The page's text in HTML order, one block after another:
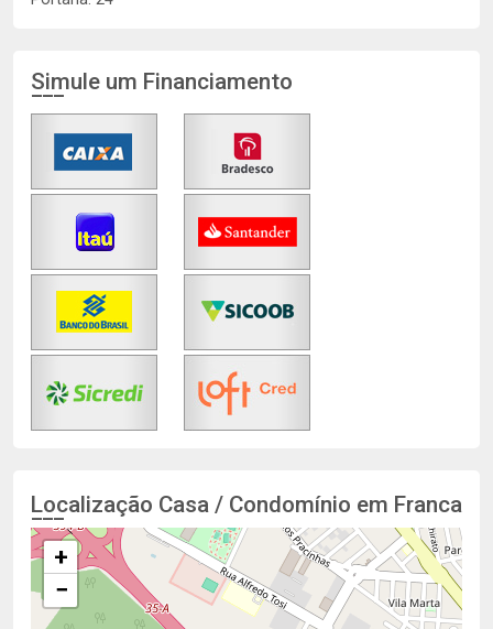
Simule um Financiamento
Localização Casa / Condomínio em Franca
+
−